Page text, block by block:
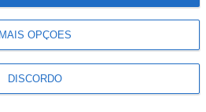
MAIS OPÇÕES
DISCORDO